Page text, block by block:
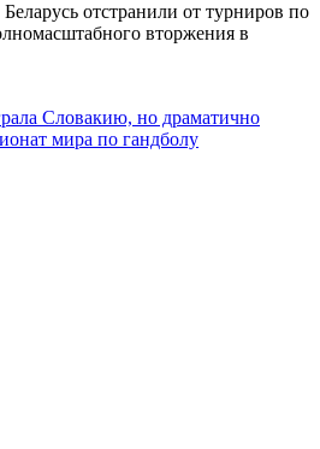
отстранили от турниров по
вторжения в
Словакию, но драматично
мира по гандболу